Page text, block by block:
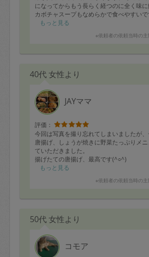
になってからもう長らく経つのに全く味に
カボチャスープもなめらかで食べやすいで
もっと見る
※依頼者の依頼当時の主
40代 女性より
JAYママ
評価：
今回は写真を撮り忘れてしまいましたが、
唐揚げ、しょうが焼きに野菜たっぷりメ
ていただきました。
揚げたての唐揚げ、最高です(^○^)
もっと見る
※依頼者の依頼当時の主
50代 女性より
コモア